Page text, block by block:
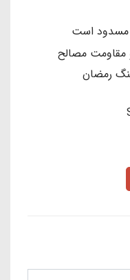
مسدود است
مقاومت مصالح
رمضان